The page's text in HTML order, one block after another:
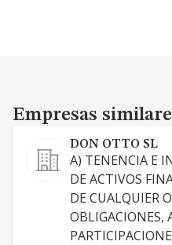
Empresas similares
Empresas
DON OTTO SL
A) TENENCIA E
DE ACTIVOS
DE CUALQUIER
OBLIGACIONES,